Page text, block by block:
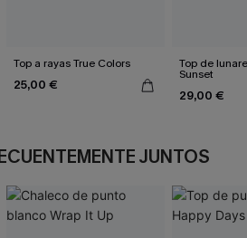
Top a rayas True Colors
25,00 €
Top de
Sunset
29,00 €
JUNTOS